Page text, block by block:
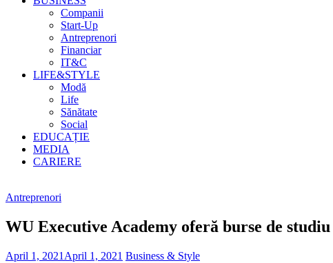
Companii
Start-Up
Antreprenori
Financiar
IT&C
LIFE&STYLE
Modă
Life
Sănătate
Social
EDUCAȚIE
MEDIA
CARIERE
Antreprenori
WU Executive Academy oferă burse de
April 1, 2021 April 1, 2021 Business & Style